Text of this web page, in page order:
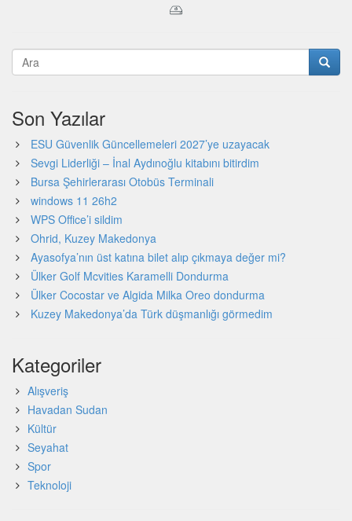
Son Yazılar
ESU Güvenlik Güncellemeleri 2027’ye uzayacak
Sevgi Liderliği – İnal Aydınoğlu kitabını bitirdim
Bursa Şehirlerarası Otobüs Terminali
windows 11 26h2
WPS Office’i sildim
Ohrid, Kuzey Makedonya
Ayasofya’nın üst katına bilet alıp çıkmaya değer mi?
Ülker Golf Mcvities Karamelli Dondurma
Ülker Cocostar ve Algida Milka Oreo dondurma
Kuzey Makedonya’da Türk düşmanlığı görmedim
Kategoriler
Alışveriş
Havadan Sudan
Kültür
Seyahat
Spor
Teknoloji